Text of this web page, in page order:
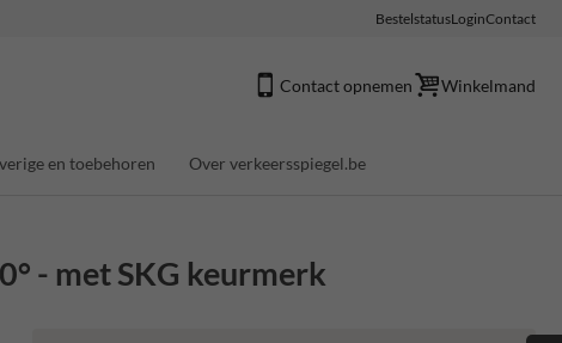
BestelstatusLoginContact
Contact opnemen Winkelmand
en toebehoren Over verkeersspiegel.be
- met SKG keurmerk